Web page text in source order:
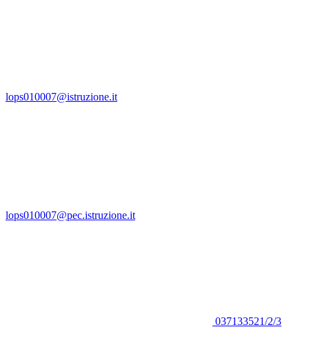
lops010007@istruzione.it
lops010007@pec.istruzione.it
037133521/2/3